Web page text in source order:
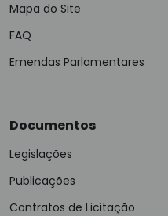
Mapa do Site
FAQ
Emendas Parlamentares
Documentos
Legislações
Publicações
Contratos de Licitação